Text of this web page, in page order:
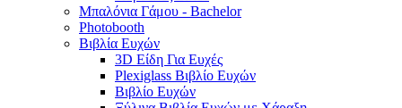
Μπαλόνια Γάμου - Bachelor
Photobooth
Βιβλία Ευχών
3D Είδη Για Ευχές
Plexiglass Βιβλίο Ευχών
Βιβλίο Ευχών